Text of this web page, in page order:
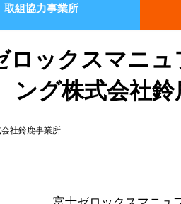
取組協力事業所
ロックスマニュ
ング株式会社
社鈴鹿事業所